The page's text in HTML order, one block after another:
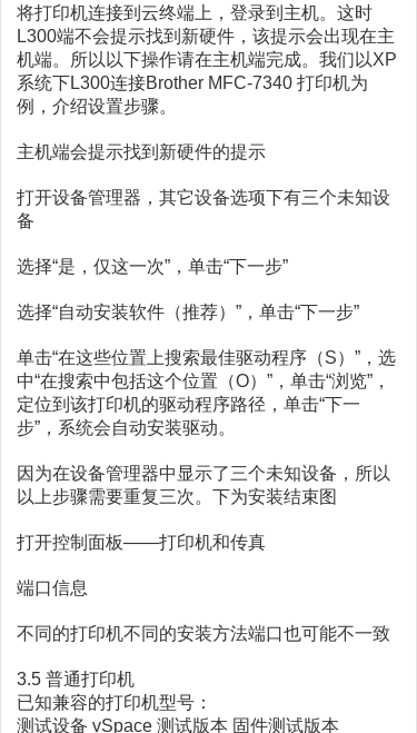
将打印机连接到云终端上，登录到主机。这时
L300端不会提示找到新硬件，该提示会出现在主
机端。所以以下操作请在主机端完成。我们以XP
系统下L300连接Brother MFC-7340 打印机为
例，介绍设置步骤。
主机端会提示找到新硬件的提示
打开设备管理器，其它设备选项下有三个未知设
备
选择“是，仅这一次”，单击“下一步”
选择“自动安装软件（推荐）”，单击“下一步”
单击“在这些位置上搜索最佳驱动程序（S）”，选
中“在搜索中包括这个位置（O）”，单击“浏览”，
定位到该打印机的驱动程序路径，单击“下一
步”，系统会自动安装驱动。
因为在设备管理器中显示了三个未知设备，所以
以上步骤需要重复三次。下为安装结束图
打开控制面板——打印机和传真
端口信息
不同的打印机不同的安装方法端口也可能不一致
3.5 普通打印机
已知兼容的打印机型号：
测试设备 vSpace 测试版本 固件测试版本